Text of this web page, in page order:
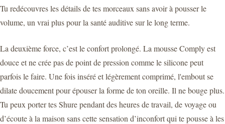
Tu redécouvres les détails de tes morceaux sans avoir à pousser le
volume, un vrai plus pour la santé auditive sur le long terme.
La deuxième force, c’est le confort prolongé. La mousse Comply est
douce et ne crée pas de point de pression comme le silicone peut
parfois le faire. Une fois inséré et légèrement comprimé, l'embout se
dilate doucement pour épouser la forme de ton oreille. Il ne bouge plus.
Tu peux porter tes Shure pendant des heures de travail, de voyage ou
d’écoute à la maison sans cette sensation d’inconfort qui te pousse à les